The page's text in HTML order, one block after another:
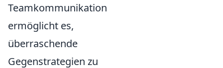
Teamkommunikation
ermöglicht es,
überraschende
Gegenstrategien zu